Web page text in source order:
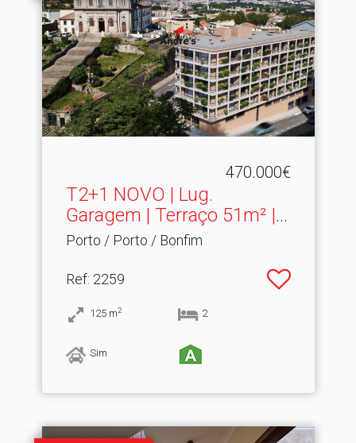
470.000€
T2+1 NOVO | Lug.​
Garagem | Terraço 51m² |
Bon...
Porto / Porto / Bonfim
Ref: 2259
125 m2 2
Sim